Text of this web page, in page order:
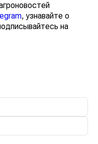
, узнавайте о
на